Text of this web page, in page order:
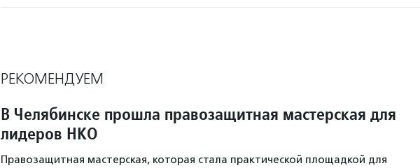
РЕКОМЕНДУЕМ
В Челябинске прошла правозащитная мастерская для
лидеров НКО
Правозащитная мастерская, которая стала практической площадкой для